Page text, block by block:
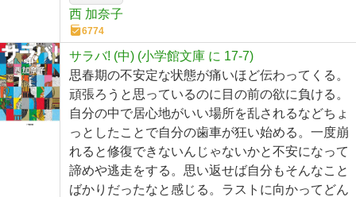
西 加奈子
6774
サラバ! (中) (小学館文庫 に 17-7)
思春期の不安定な状態が痛いほど伝わってくる。
頑張ろうと思っているのに目の前の欲に負ける。
自分の中で居心地がいい場所を乱されるなどちょ
っとしたことで自分の歯車が狂い始める。一度崩
れると修復できないんじゃないかと不安になって
諦めや逃走をする。思い返せば自分もそんなこと
ばかりだったなと感じる。ラストに向かってどん